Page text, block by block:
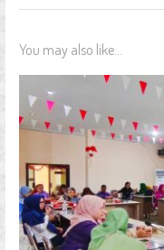
You may also like...